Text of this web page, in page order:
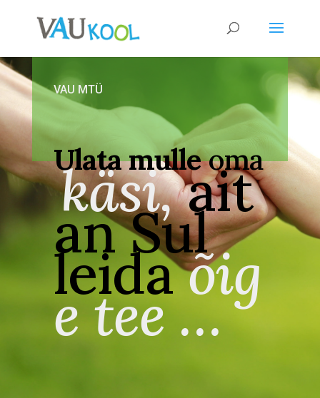
VAU MTÜ
Ulata mulleoma
käsi, ait
an Sul
leidaõig
e tee …